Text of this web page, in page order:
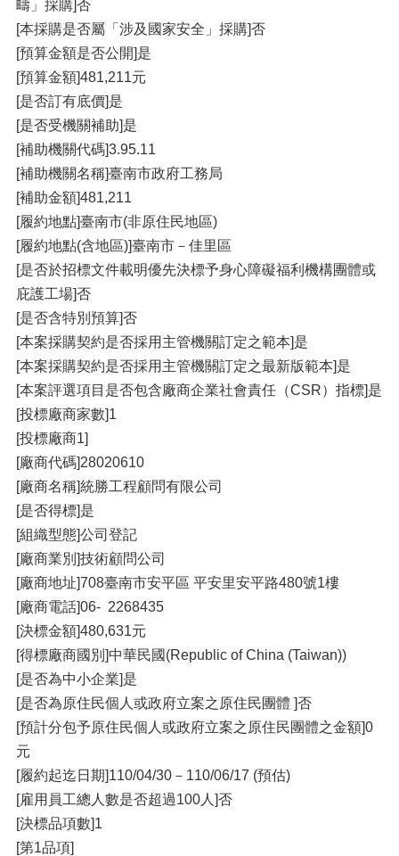
疇」採購]否
[本採購是否屬「涉及國家安全」採購]否
[預算金額是否公開]是
[預算金額]481,211元
[是否訂有底價]是
[是否受機關補助]是
[補助機關代碼]3.95.11
[補助機關名稱]臺南市政府工務局
[補助金額]481,211
[履約地點]臺南市(非原住民地區)
[履約地點(含地區)]臺南市－佳里區
[是否於招標文件載明優先決標予身心障礙福利機構團體或
庇護工場]否
[是否含特別預算]否
[本案採購契約是否採用主管機關訂定之範本]是
[本案採購契約是否採用主管機關訂定之最新版範本]是
[本案評選項目是否包含廠商企業社會責任（CSR）指標]是
[投標廠商家數]1
[投標廠商1]
[廠商代碼]28020610
[廠商名稱]統勝工程顧問有限公司
[是否得標]是
[組織型態]公司登記
[廠商業別]技術顧問公司
[廠商地址]708臺南市安平區 平安里安平路480號1樓
[廠商電話]06- 2268435
[決標金額]480,631元
[得標廠商國別]中華民國(Republic of China (Taiwan))
[是否為中小企業]是
[是否為原住民個人或政府立案之原住民團體 ]否
[預計分包予原住民個人或政府立案之原住民團體之金額]0
元
[履約起迄日期]110/04/30－110/06/17 (預估)
[雇用員工總人數是否超過100人]否
[決標品項數]1
[第1品項]